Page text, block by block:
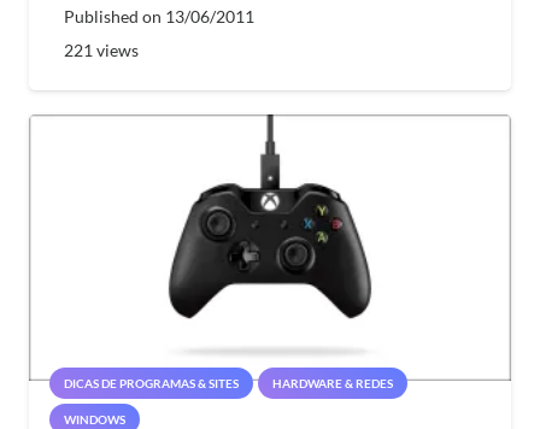
Published on 13/06/2011
221 views
DICAS DE PROGRAMAS & SITES HARDWARE & REDES
WINDOWS